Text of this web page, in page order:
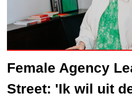
Female Agency
Street: 'Ik wil uit